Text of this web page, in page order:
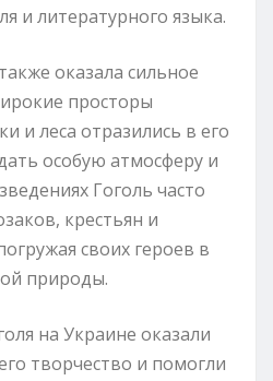
и литературного языка.
оказала сильное
просторы
и леса отразились в его
особую атмосферу и
Гоголь часто
крестьян и
своих героев в
природы.
на Украине оказали
творчество и помогли